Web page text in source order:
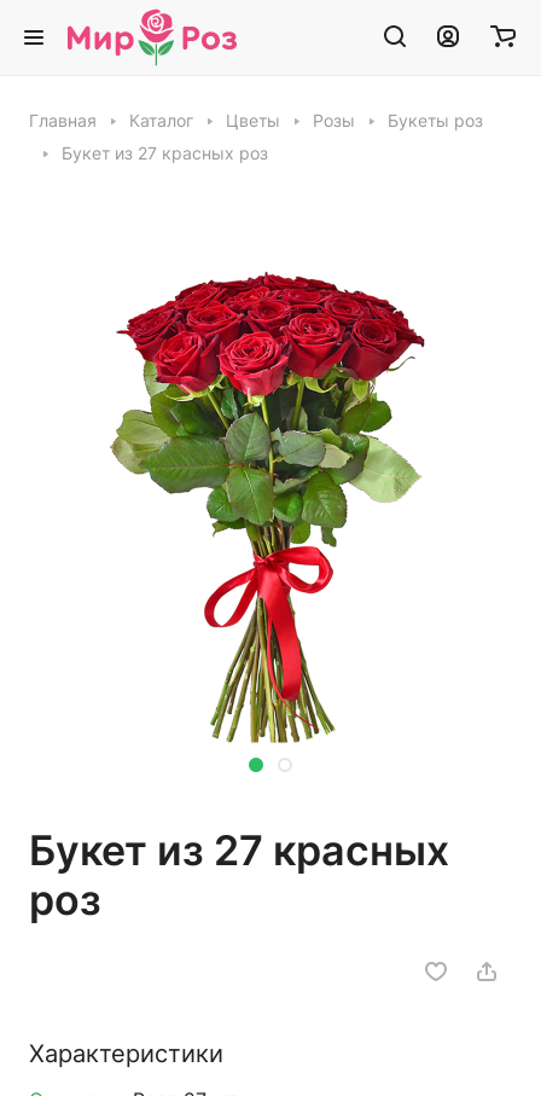
Главная Каталог Цветы Розы
Букеты роз
Букет из 27 красных роз
Букет из 27 красных
роз
Характеристики